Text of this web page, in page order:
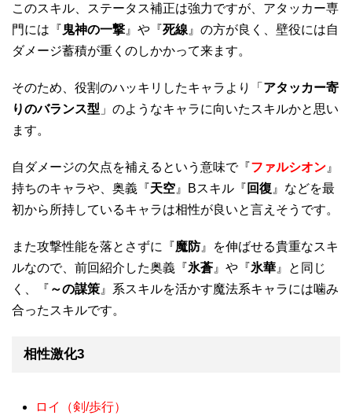
このスキル、ステータス補正は強力ですが、アタッカー専
門には『鬼神の一撃 』や『死線 』の方が良く、壁役には自
ダメージ蓄積が重くのしかかって来ます。
そのため、役割のハッキリしたキャラより「 アタッカー寄
りのバランス型 」のようなキャラに向いたスキルかと思い
ます。
自ダメージの欠点を補えるという意味で『ファルシオン 』
持ちのキャラや、奥義『天空 』Bスキル『 回復 』などを最
初から所持しているキャラは相性が良いと言えそうです。
また攻撃性能を落とさずに『魔防』を伸ばせる貴重なスキ
ルなので、前回紹介した奥義『氷蒼 』や『氷華 』と同じ
く、『 ～の謀策 』系スキルを活かす魔法系キャラには噛み
合ったスキルです。
相性激化3
ロイ（剣/歩行）